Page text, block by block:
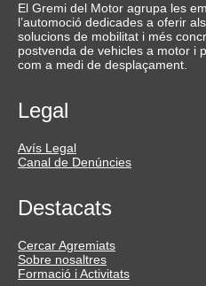
El Gremi del Motor agrupa les
l’automoció dedicades a oferir
solucions de mobilitat i més
postvenda de vehicles a motor i
com a medi de desplaçament.
Legal
Avís Legal
Canal de Denúncies
Destacats
Cercar Agremiats
Sobre nosaltres
Formació i Activitats